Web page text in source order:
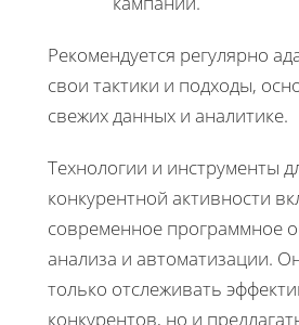
Рекомендуется регулярно
свои тактики и подходы,
свежих данных и аналитике.
Технологии и инструменты
конкурентной активности
современное программное
анализа и автоматизации.
только отслеживать
конкурентов, но и